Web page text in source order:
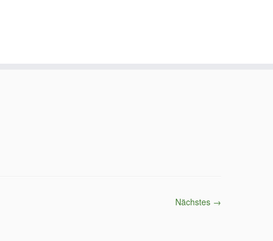
Nächstes →